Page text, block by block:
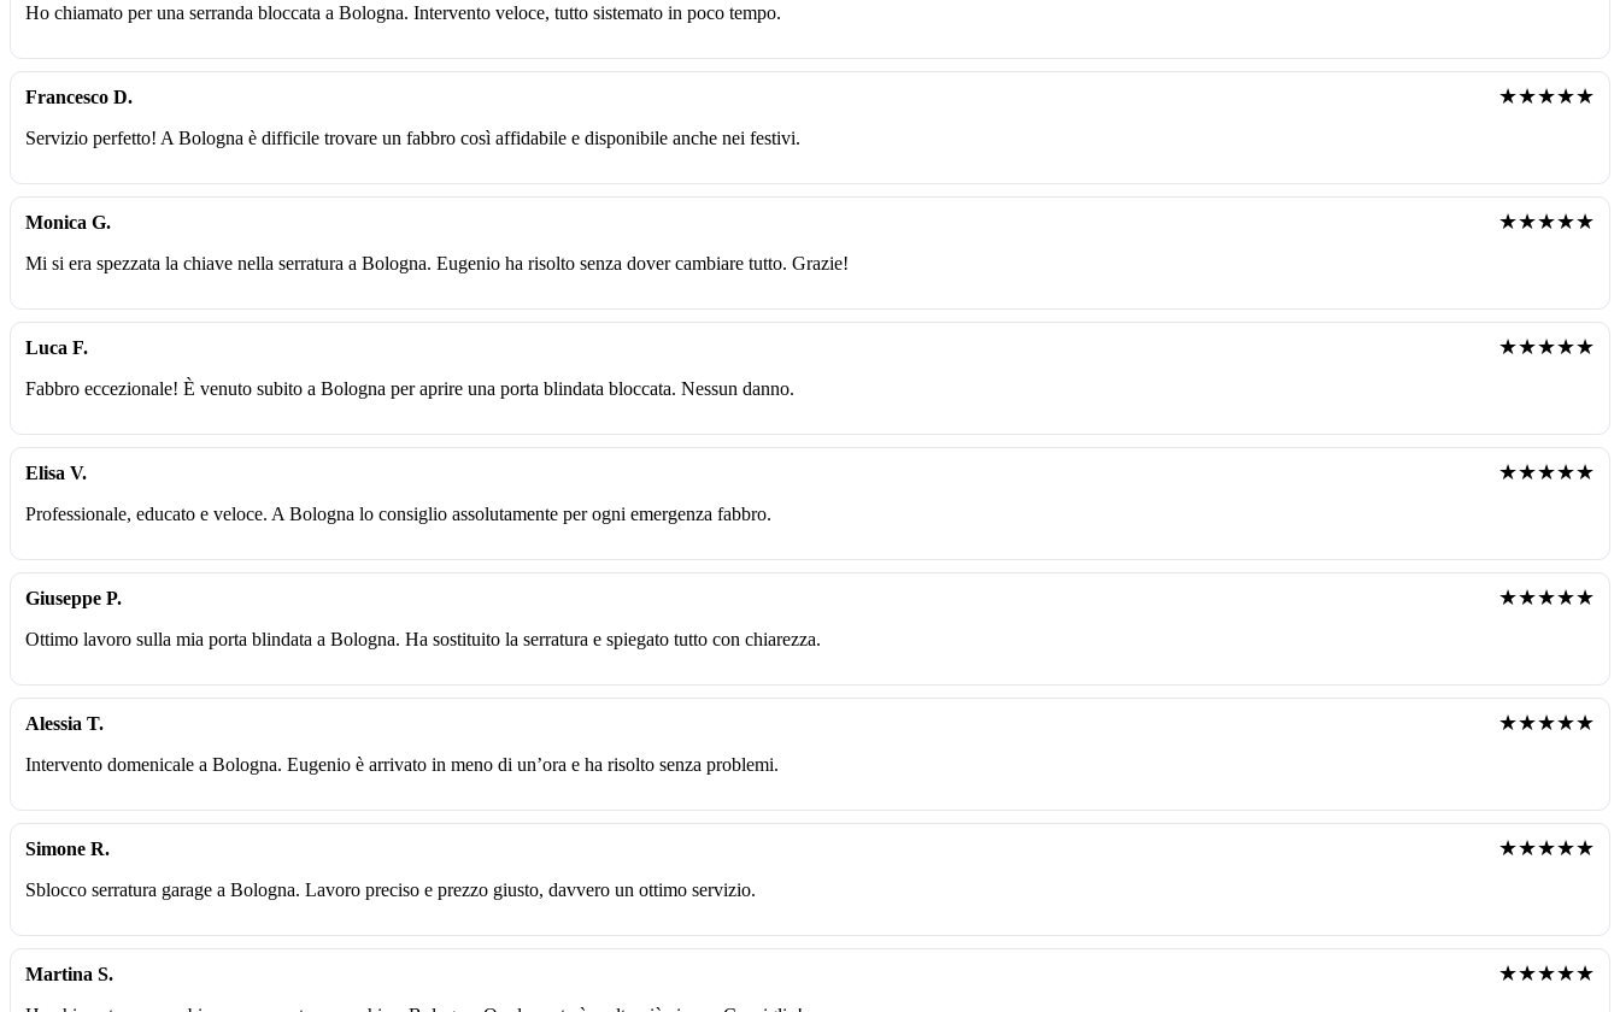
Ho chiamato per una serranda bloccata a Bologna. Intervento veloce, tutto sistemato in poco tempo.
Francesco D. ★★★★★
Servizio perfetto! A Bologna è difficile trovare un fabbro così affidabile e disponibile anche nei festivi.
Monica G. ★★★★★
Mi si era spezzata la chiave nella serratura a Bologna. Eugenio ha risolto senza dover cambiare tutto. Grazie!
Luca F. ★★★★★
Fabbro eccezionale! È venuto subito a Bologna per aprire una porta blindata bloccata. Nessun danno.
Elisa V. ★★★★★
Professionale, educato e veloce. A Bologna lo consiglio assolutamente per ogni emergenza fabbro.
Giuseppe P. ★★★★★
Ottimo lavoro sulla mia porta blindata a Bologna. Ha sostituito la serratura e spiegato tutto con chiarezza.
Alessia T. ★★★★★
Intervento domenicale a Bologna. Eugenio è arrivato in meno di un’ora e ha risolto senza problemi.
Simone R. ★★★★★
Sblocco serratura garage a Bologna. Lavoro preciso e prezzo giusto, davvero un ottimo servizio.
Martina S. ★★★★★